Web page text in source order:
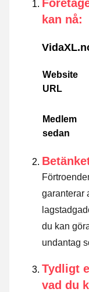
kan nå:
Website
URL
Medlem
sedan
garanterar
du kan
undantag
Tydligt
vad du